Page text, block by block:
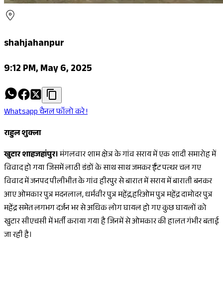
shahjahanpur
9:12 PM, May 6, 2025
Whatsapp चैनल फॉलो करे !
राहुल शुक्ला
खुटार शाहजहांपुर।मंगलवार शाम क्षेत्र के गांव सराय में एक शादी समारोह में
विवाद हो गया जिसमें लाठी डंडों के साथ साथ जमकर ईंट पत्थर चल गए
विवाद में जनपद पीलीभीत के गांव हीरपुर से बारात में सराय में बाराती बनकर
आए ओमकार पुत्र मदनलाल, धर्मवीर पुत्र महेंद्र,हरिओम पुत्र महेंद्र दामोदर पुत्र
महेंद्र समेत लगभग दर्जन भर से अधिक लोग घायल हो गए कुछ घायलों को
खुटार सीएचसी में भर्ती कराया गया है जिनमें से ओमकार की हालत गंभीर बताई
जा रही है।